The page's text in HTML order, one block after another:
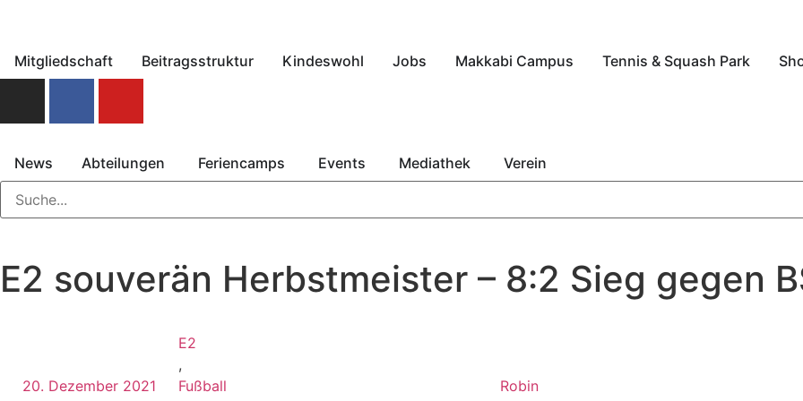
Mitgliedschaft Beitragsstruktur Kindeswohl Jobs Makkabi Campus Tennis & Squash Park
News Abteilungen Feriencamps Events Mediathek Verein
E2 souverän Herbstmeister – 8:2 Sieg gegen
20. Dezember 2021
E2
,
Fußball
Robin